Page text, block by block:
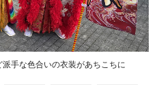
手な色合いの衣装があちこちに